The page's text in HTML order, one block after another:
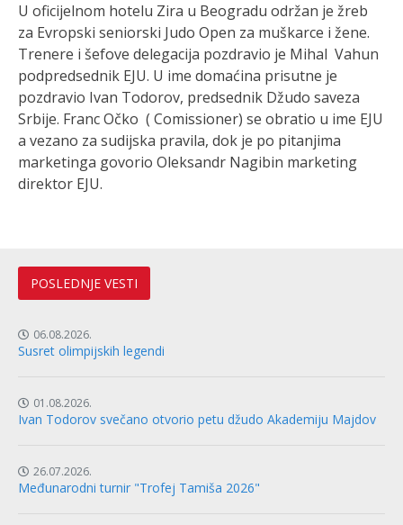
U oficijelnom hotelu Zira u Beogradu održan je žreb
za Evropski seniorski Judo Open za muškarce i žene.
Trenere i šefove delegacija pozdravio je Mihal Vahun
podpredsednik EJU. U ime domaćina prisutne je
pozdravio Ivan Todorov, predsednik Džudo saveza
Srbije. Franc Očko ( Comissioner) se obratio u ime EJU
a vezano za sudijska pravila, dok je po pitanjima
marketinga govorio Oleksandr Nagibin marketing
direktor EJU.
POSLEDNJE VESTI
06.08.2026.
Susret olimpijskih legendi
01.08.2026.
Ivan Todorov svečano otvorio petu džudo Akademiju Majdov
26.07.2026.
Međunarodni turnir "Trofej Tamiša 2026"